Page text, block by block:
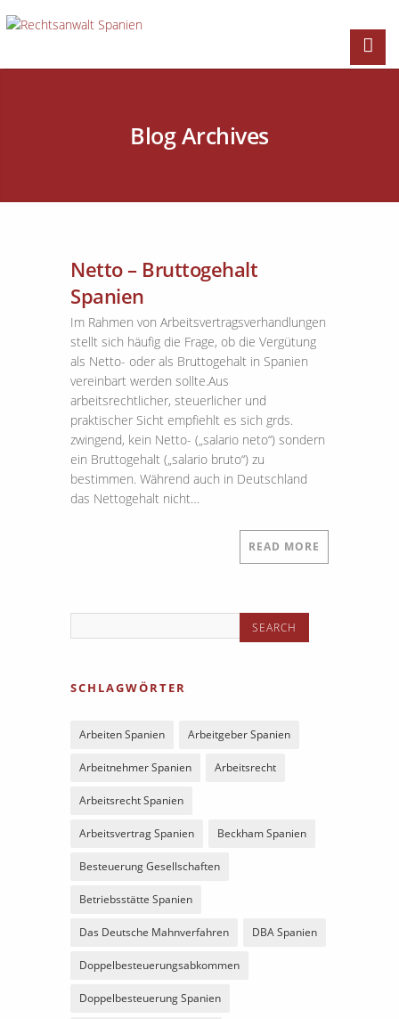
Blog Archives
Netto – Bruttogehalt
Spanien
Im Rahmen von Arbeitsvertragsverhandlungen
stellt sich häufig die Frage, ob die Vergütung
als Netto- oder als Bruttogehalt in Spanien
vereinbart werden sollte.Aus
arbeitsrechtlicher, steuerlicher und
praktischer Sicht empfiehlt es sich grds.
zwingend, kein Netto- („salario neto“) sondern
ein Bruttogehalt („salario bruto“) zu
bestimmen. Während auch in Deutschland
das Nettogehalt nicht…
READ MORE
SCHLAGWÖRTER
Arbeiten Spanien Arbeitgeber Spanien
Arbeitnehmer Spanien Arbeitsrecht
Arbeitsrecht Spanien
Arbeitsvertrag Spanien Beckham Spanien
Besteuerung Gesellschaften
Betriebsstätte Spanien
Das Deutsche Mahnverfahren DBA Spanien
Doppelbesteuerungsabkommen
Doppelbesteuerung Spanien